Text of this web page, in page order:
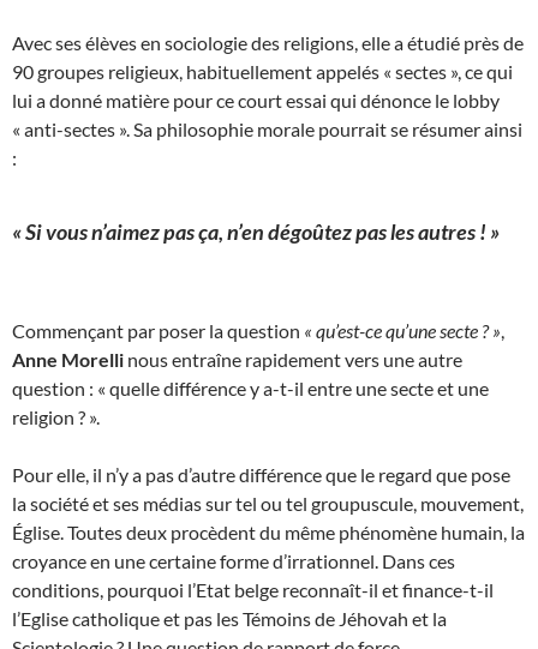
Avec ses élèves en sociologie des religions, elle a étudié près de
90 groupes religieux, habituellement appelés « sectes », ce qui
lui a donné matière pour ce court essai qui dénonce le lobby
« anti-sectes ». Sa philosophie morale pourrait se résumer ainsi
:
« Si vous n’aimez pas ça, n’en dégoûtez pas les autres ! »
Commençant par poser la question « qu’est-ce qu’une secte ? »
Anne Morelli nous entraîne rapidement vers une autre
question : « quelle différence y a-t-il entre une secte et une
religion ? ».
Pour elle, il n’y a pas d’autre différence que le regard que pose
la société et ses médias sur tel ou tel groupuscule, mouvement,
Église. Toutes deux procèdent du même phénomène humain, la
croyance en une certaine forme d’irrationnel. Dans ces
conditions, pourquoi l’Etat belge reconnaît-il et finance-t-il
l’Eglise catholique et pas les Témoins de Jéhovah et la